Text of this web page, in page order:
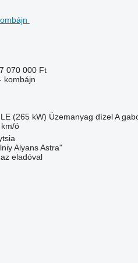
070 000 Ft
kombájn
(265 kW) Üzemanyag dízel A
ó
Alyans Astra"
eladóval